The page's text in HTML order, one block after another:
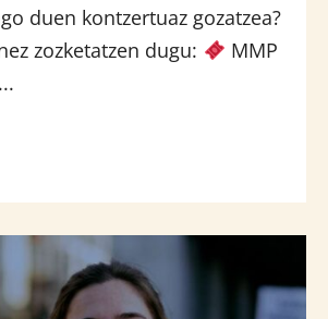
duen kontzertuaz gozatzea?
zozketatzen dugu:
MMP